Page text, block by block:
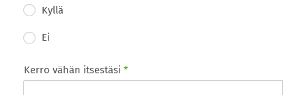
Kyllä
Ei
Kerro vähän itsestäsi *